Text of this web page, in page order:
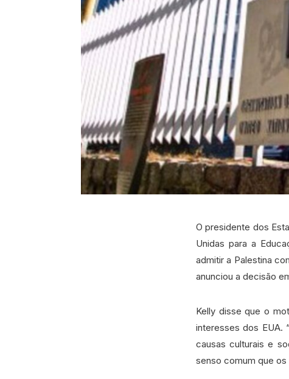
O presidente dos
Unidas para a
admitir a Palestina
anunciou a decisão
Kelly disse que o
interesses dos EUA.
causas culturais e
senso comum que os